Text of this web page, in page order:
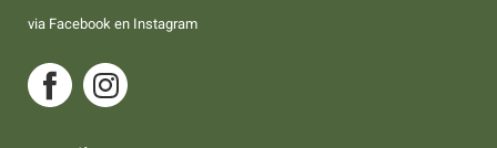
via Facebook en Instagram